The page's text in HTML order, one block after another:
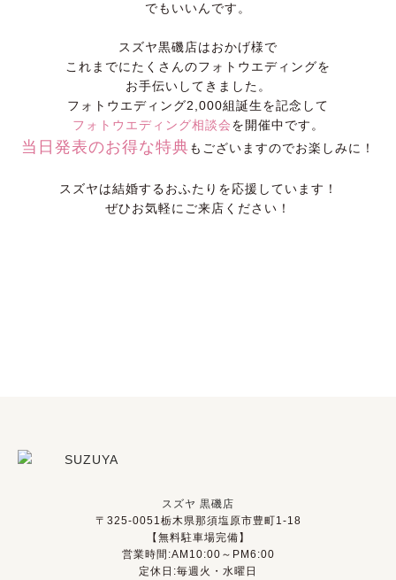
でもいいんです。
スズヤ黒磯店はおかげ様で
これまでにたくさんのフォトウエディングを
お手伝いしてきました。
フォトウエディング2,000組誕生を記念して
フォトウエディング相談会を開催中です。
当日発表のお得な特典もございますのでお楽しみに！
スズヤは結婚するおふたりを応援しています！
ぜひお気軽にご来店ください！
スズヤ 黒磯店
〒325-0051栃木県那須塩原市豊町1-18
【無料駐車場完備】
営業時間:AM10:00～PM6:00
定休日:毎週火・水曜日